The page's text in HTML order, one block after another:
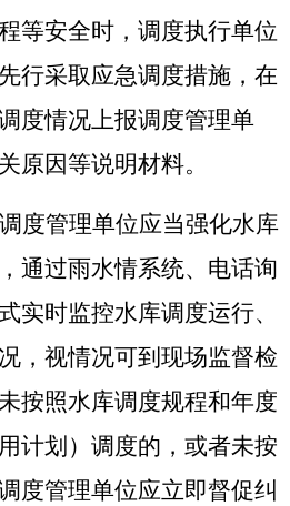
等安全时，调度执行单位
行采取应急调度措施，在
度情况上报调度管理单
原因等说明材料。
度管理单位应当强化水库
通过雨水情系统、电话询
实时监控水库调度运行、
，视情况可到现场监督检
按照水库调度规程和年度
计划）调度的，或者未按
度管理单位应立即督促纠